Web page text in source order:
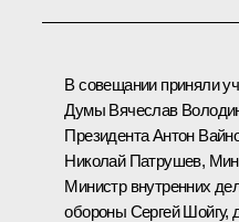
В совещании приняли
Думы Вячеслав
ПрезидентаАнтон
Николай Патрушев,
Министр внутренних
обороны Сергей Шойгу,